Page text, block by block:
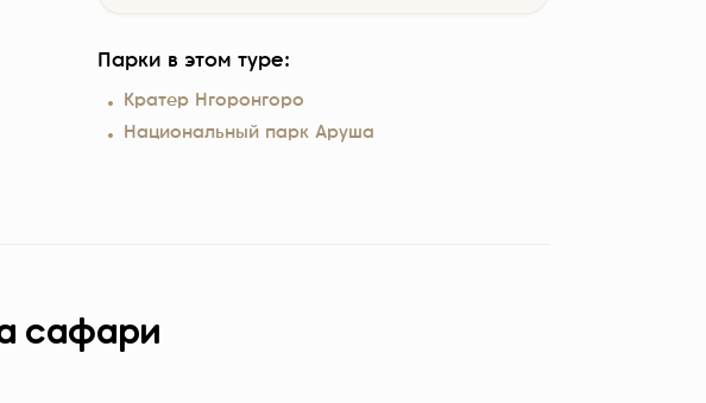
Парки в этом туре:
Кратер Нгоронгоро
Национальный парк Аруша
сафари